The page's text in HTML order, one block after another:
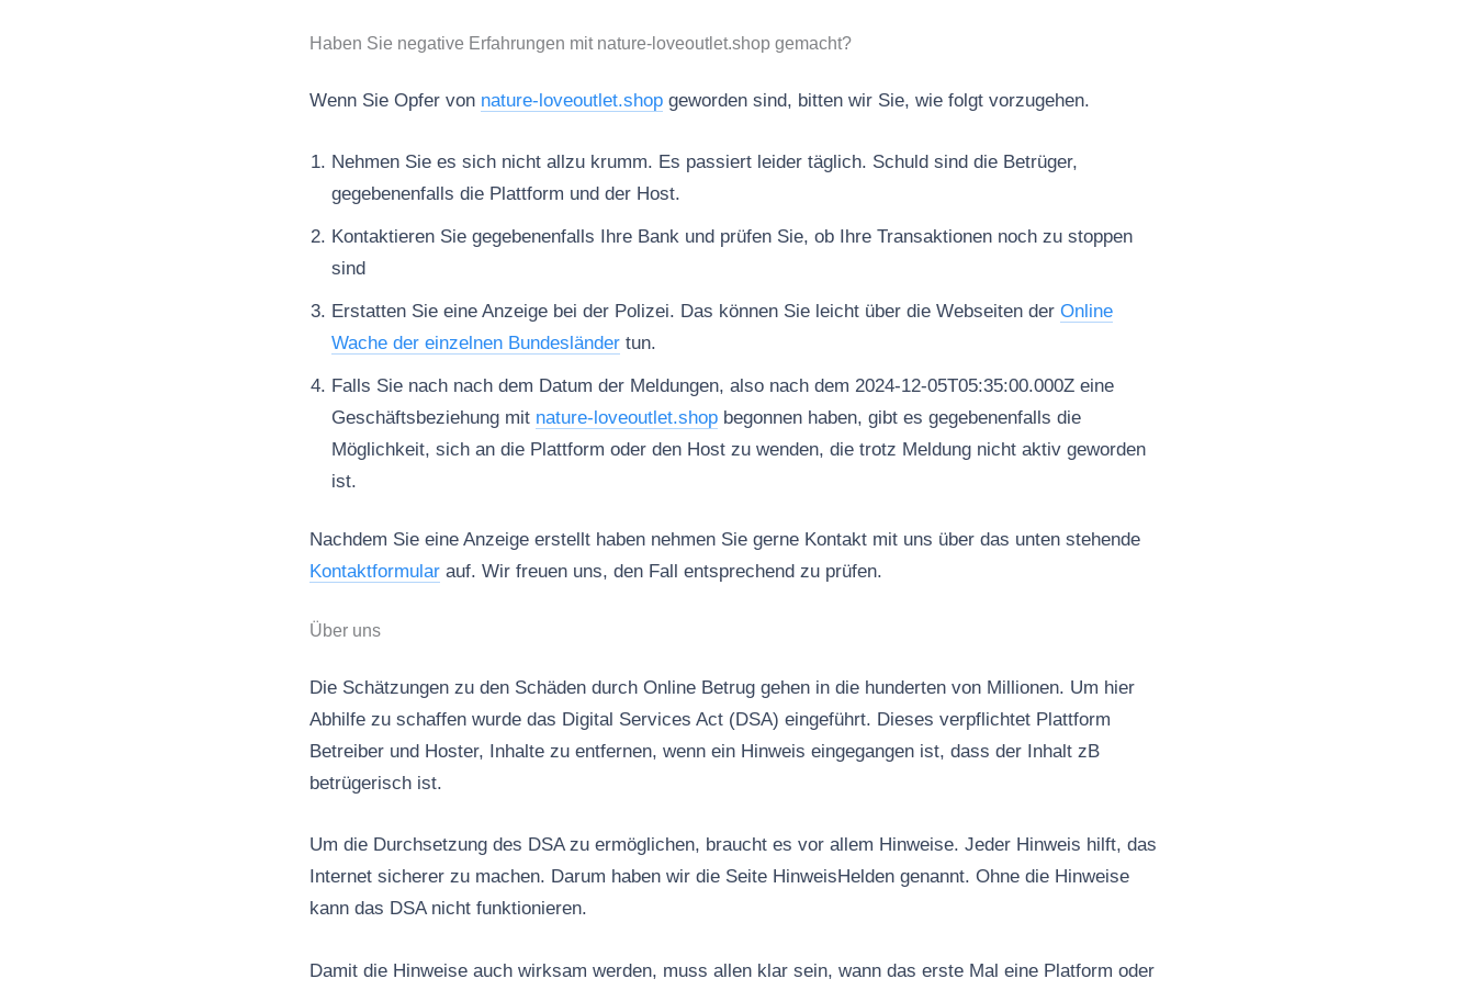
Haben Sie negative Erfahrungen mit nature-loveoutlet.shop gemacht?
Wenn Sie Opfer von nature-loveoutlet.shop geworden sind, bitten wir Sie, wie folgt vorzugehen.
Nehmen Sie es sich nicht allzu krumm. Es passiert leider täglich. Schuld sind die Betrüger,
gegebenenfalls die Plattform und der Host.
Kontaktieren Sie gegebenenfalls Ihre Bank und prüfen Sie, ob Ihre Transaktionen noch zu stoppen
sind
Erstatten Sie eine Anzeige bei der Polizei. Das können Sie leicht über die Webseiten der Online
Wache der einzelnen Bundesländer tun.
Falls Sie nach nach dem Datum der Meldungen, also nach dem 2024-12-05T05:35:00.000Z eine
Geschäftsbeziehung mit nature-loveoutlet.shop begonnen haben, gibt es gegebenenfalls die
Möglichkeit, sich an die Plattform oder den Host zu wenden, die trotz Meldung nicht aktiv geworden
ist.
Nachdem Sie eine Anzeige erstellt haben nehmen Sie gerne Kontakt mit uns über das unten stehende
Kontaktformular auf. Wir freuen uns, den Fall entsprechend zu prüfen.
Über uns
Die Schätzungen zu den Schäden durch Online Betrug gehen in die hunderten von Millionen. Um hier
Abhilfe zu schaffen wurde das Digital Services Act (DSA) eingeführt. Dieses verpflichtet Plattform
Betreiber und Hoster, Inhalte zu entfernen, wenn ein Hinweis eingegangen ist, dass der Inhalt zB
betrügerisch ist.
Um die Durchsetzung des DSA zu ermöglichen, braucht es vor allem Hinweise. Jeder Hinweis hilft, das
Internet sicherer zu machen. Darum haben wir die Seite HinweisHelden genannt. Ohne die Hinweise
kann das DSA nicht funktionieren.
Damit die Hinweise auch wirksam werden, muss allen klar sein, wann das erste Mal eine Platform oder